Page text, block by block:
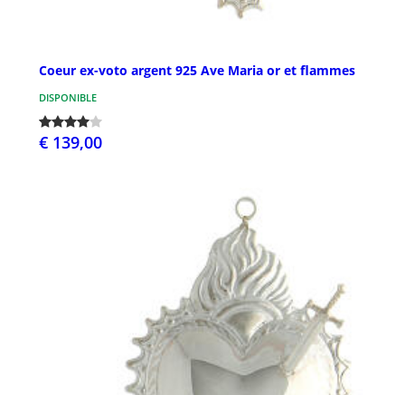
Coeur ex-voto argent 925 Ave Maria or et flammes
DISPONIBLE
€ 139,00